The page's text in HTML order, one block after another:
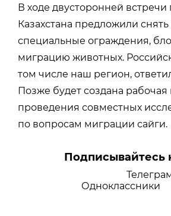
В ходе двусторонней встречи
Казахстана предложили
специальные ограждения,
миграцию животных.
том числе наш регион,
Позже будет создана рабочая
проведения совместных
по вопросам миграции сайги.
Подписывайтесь
Одноклассники